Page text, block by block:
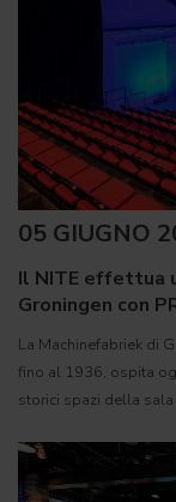
05 GIUGNO
Il NITE effettua
Groningen con
La Machinefabriek di
fino al 1936, ospita
storici spazi della